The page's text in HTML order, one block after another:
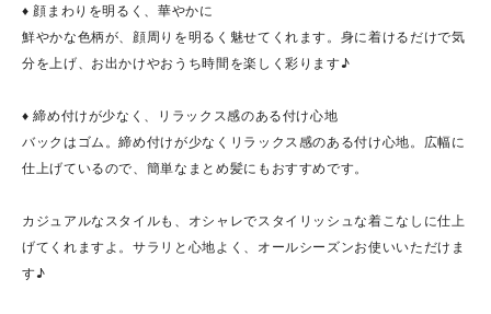
♦ 顔まわりを明るく、華やかに
鮮やかな色柄が、顔周りを明るく魅せてくれます。身に着けるだけで気
分を上げ、お出かけやおうち時間を楽しく彩ります♪
♦ 締め付けが少なく、リラックス感のある付け心地
バックはゴム。締め付けが少なくリラックス感のある付け心地。広幅に
仕上げているので、簡単なまとめ髪にもおすすめです。
カジュアルなスタイルも、オシャレでスタイリッシュな着こなしに仕上
げてくれますよ。サラリと心地よく、オールシーズンお使いいただけま
す♪